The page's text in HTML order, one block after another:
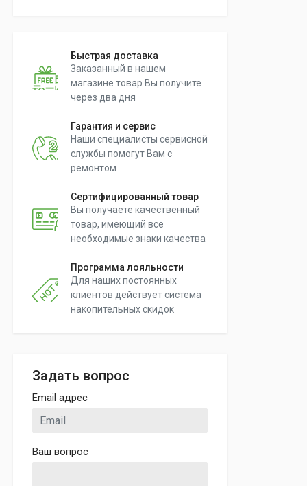
Быстрая доставка
Заказанный в нашем
магазине товар Вы получите
через два дня
Гарантия и сервис
Наши специалисты сервисной
службы помогут Вам с
ремонтом
Сертифицированный товар
Вы получаете качественный
товар, имеющий все
необходимые знаки качества
Программа лояльности
Для наших постоянных
клиентов действует система
накопительных скидок
Задать вопрос
Email адрес
Ваш вопрос